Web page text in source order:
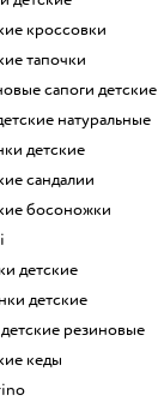
кроссовки
тапочки
сапоги детские
детские натуральные
детские
сандалии
босоножки
детские
детские
детские резиновые
кеды